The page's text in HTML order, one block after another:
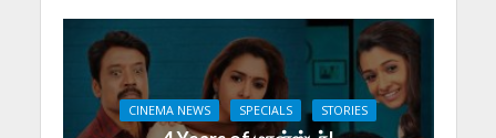
CINEMA NEWS SPECIALS STORIES